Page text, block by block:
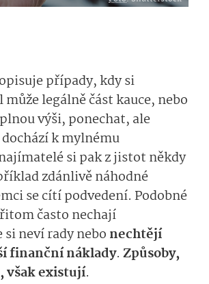
případy, kdy si
legálně část kauce, nebo
výši, ponechat, ale
dochá­zí kmylnému
si pak z jistot někdy
zdánlivě náhodné
se cítí podvedení. Podobné
často nechají
si neví radynebo nechtějí
finanční náklady. Způsoby,
všake­xistují.